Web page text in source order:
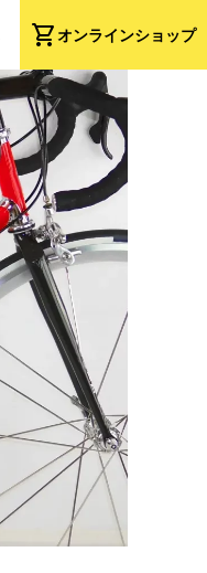
shopping_cartオンラインショップ